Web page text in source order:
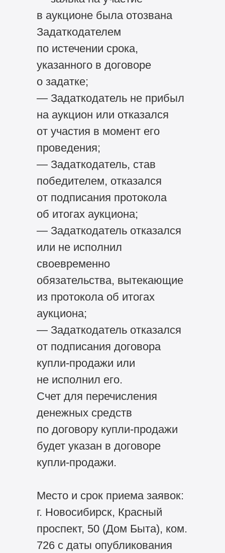
в аукционе была отозвана
Задаткодателем
по истечении срока,
указанного в договоре
о задатке;
— Задаткодатель не прибыл
на аукцион или отказался
от участия в момент его
проведения;
— Задаткодатель, став
победителем, отказался
от подписания протокола
об итогах аукциона;
— Задаткодатель отказался
или не исполнил
своевременно
обязательства, вытекающие
из протокола об итогах
аукциона;
— Задаткодатель отказался
от подписания договора
купли-продажи или
не исполнил его.
Счет для перечисления
денежных средств
по договору купли-продажи
будет указан в договоре
купли-продажи.
Место и срок приема заявок:
г. Новосибирск, Красный
проспект, 50 (Дом Быта), ком.
726 с даты опубликования